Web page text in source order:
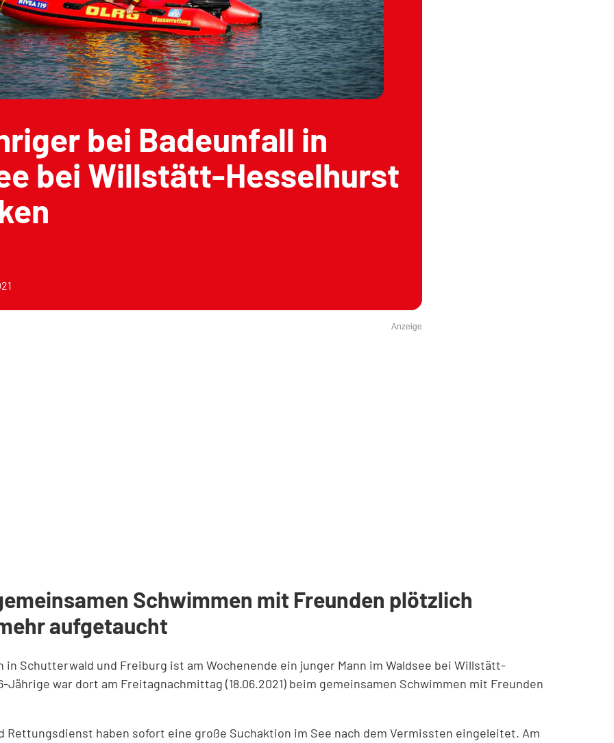
bei Badeunfall in
bei Willstätt-Hesselhurst
Anzeige
Schwimmen mit Freunden plötzlich
aufgetaucht
in Schutterwald und Freiburg ist am Wochenende ein junger Mann im Waldsee bei Willstätt-
war dort am Freitagnachmittag (18.06.2021) beim gemeinsamen Schwimmen mit Freunden
Rettungsdienst haben sofort eine große Suchaktion im See nach dem Vermissten eingeleitet. Am